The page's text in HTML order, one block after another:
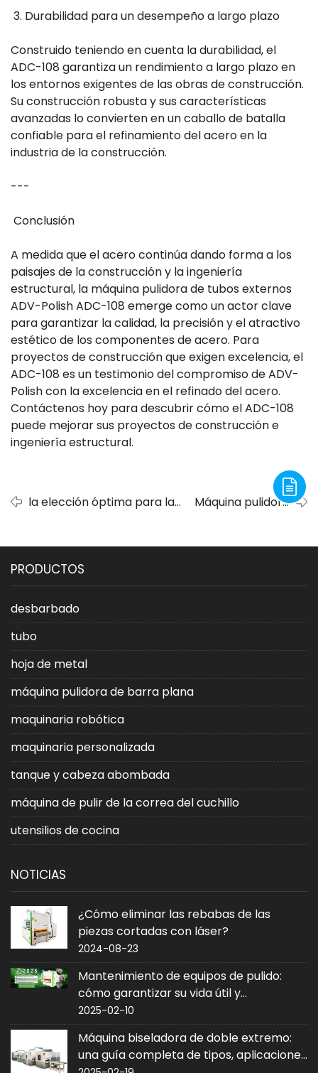
3. Durabilidad para un desempeño a largo plazo
Construido teniendo en cuenta la durabilidad, el
ADC-108 garantiza un rendimiento a largo plazo en
los entornos exigentes de las obras de construcción.
Su construcción robusta y sus características
avanzadas lo convierten en un caballo de batalla
confiable para el refinamiento del acero en la
industria de la construcción.
---
Conclusión
A medida que el acero continúa dando forma a los
paisajes de la construcción y la ingeniería
estructural, la máquina pulidora de tubos externos
ADV-Polish ADC-108 emerge como un actor clave
para garantizar la calidad, la precisión y el atractivo
estético de los componentes de acero. Para
proyectos de construcción que exigen excelencia, el
ADC-108 es un testimonio del compromiso de ADV-
Polish con la excelencia en el refinado del acero.
Contáctenos hoy para descubrir cómo el ADC-108
puede mejorar sus proyectos de construcción e
ingeniería estructural.
la elección óptima para la
de pulido externo de tubos
Máquina pulidora
estructural
PRODUCTOS
desbarbado
tubo
hoja de metal
máquina pulidora de barra plana
maquinaria robótica
maquinaria personalizada
tanque y cabeza abombada
máquina de pulir de la correa del cuchillo
utensilios de cocina
NOTICIAS
¿Cómo eliminar las rebabas de las
piezas cortadas con láser?
2024-08-23
Mantenimiento de equipos de pulido:
cómo garantizar su vida útil y
rendimiento
2025-02-10
Máquina biseladora de doble extremo:
una guía completa de tipos, aplicaciones